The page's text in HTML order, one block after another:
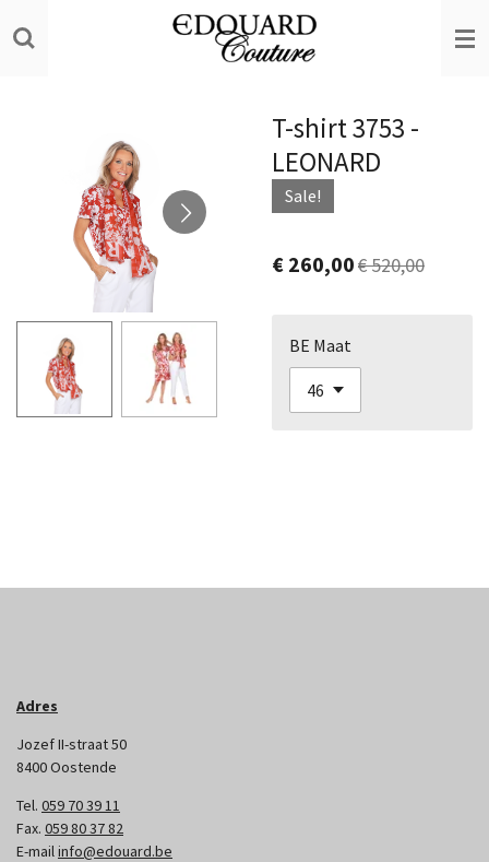
direct
T-shirt 3753 -
LEONARD
Sale!
€ 260,00€ 520,00
BE Maat
Adres
Jozef II-straat 50
8400 Oostende
Tel. 059 70 39 11
Fax. 059 80 37 82
E-mailinfo@edouard.be